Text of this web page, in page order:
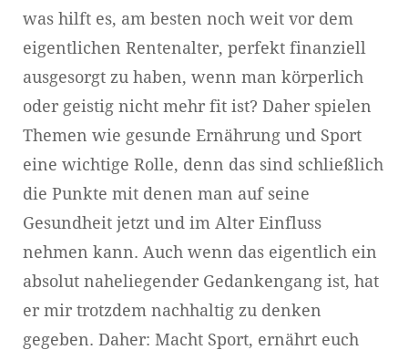
was hilft es, am besten noch weit vor dem
eigentlichen Rentenalter, perfekt finanziell
ausgesorgt zu haben, wenn man körperlich
oder geistig nicht mehr fit ist? Daher spielen
Themen wie gesunde Ernährung und Sport
eine wichtige Rolle, denn das sind schließlich
die Punkte mit denen man auf seine
Gesundheit jetzt und im Alter Einfluss
nehmen kann. Auch wenn das eigentlich ein
absolut naheliegender Gedankengang ist, hat
er mir trotzdem nachhaltig zu denken
gegeben. Daher: Macht Sport, ernährt euch